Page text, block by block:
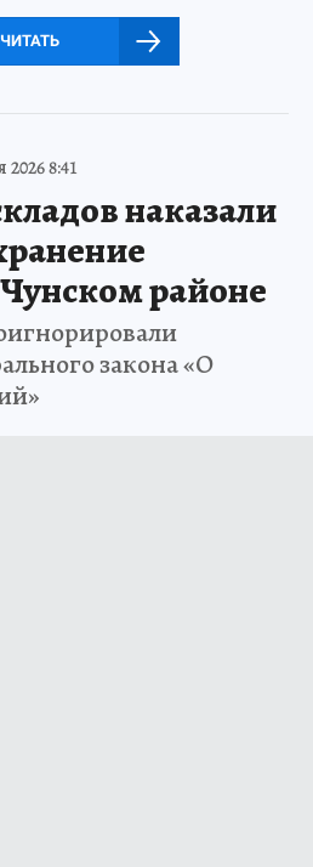
2026 8:41
наказали
районе
закона «О